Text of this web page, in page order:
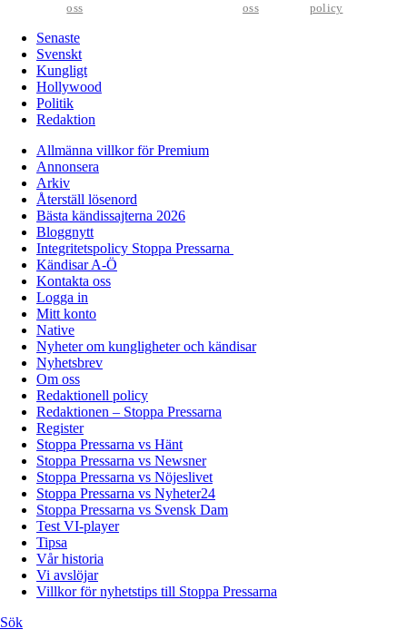
oss
oss
policy
Senaste
Svenskt
Kungligt
Hollywood
Politik
Redaktion
Allmänna villkor för Premium
Annonsera
Arkiv
Återställ lösenord
Bästa kändissajterna 2026
Bloggnytt
Integritetspolicy Stoppa Pressarna
Kändisar A-Ö
Kontakta oss
Logga in
Mitt konto
Native
Nyheter om kungligheter och kändisar
Nyhetsbrev
Om oss
Redaktionell policy
Redaktionen – Stoppa Pressarna
Register
Stoppa Pressarna vs Hänt
Stoppa Pressarna vs Newsner
Stoppa Pressarna vs Nöjeslivet
Stoppa Pressarna vs Nyheter24
Stoppa Pressarna vs Svensk Dam
Test VI-player
Tipsa
Vår historia
Vi avslöjar
Villkor för nyhetstips till Stoppa Pressarna
Sök